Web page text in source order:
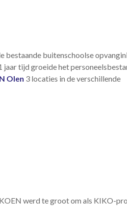
bestaande buitenschoolse
tijd groeide het
Olen 3 locaties in de verschillende
werd te groot om als KIKO-